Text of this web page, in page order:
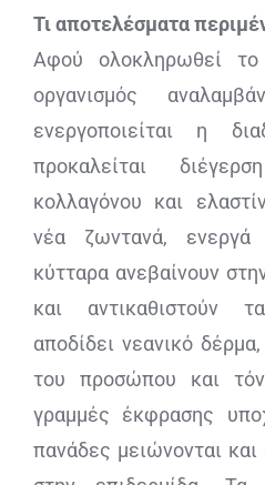
Τι αποτελέσματα
Αφού ολοκληρωθεί
οργανισμός
ενεργοποιείται η
προκαλείται
κολλαγόνου και
νέα ζωντανά,
κύτταρα ανεβαίνουν
και αντικαθιστούν
αποδίδει νεανικό
του προσώπου και
γραμμές έκφρασης
πανάδες μειώνονται